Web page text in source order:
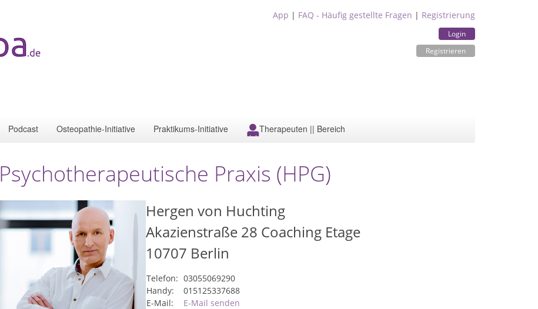
App | FAQ - Häufig gestellte Fragen | Registrierung
Login
Registrieren
Podcast Osteopathie-Initiative Praktikums-Initiative Therapeuten || Bereich
Psychotherapeutische Praxis (HPG)
Hergen von Huchting
Akazienstraße 28 Coaching Etage
10707 Berlin
Telefon: 03055069290
Handy:
015125337688
E-Mail:
E-Mail senden